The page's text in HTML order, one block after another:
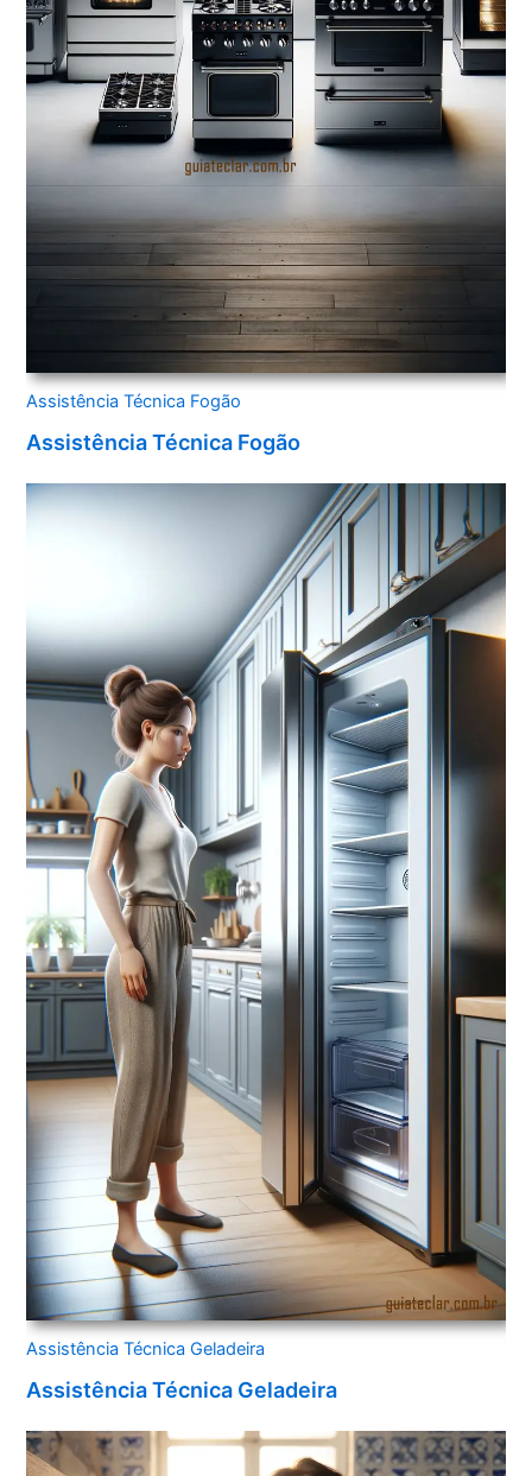
Assistência Técnica Fogão
Assistência Técnica Fogão
Assistência Técnica Geladeira
Assistência Técnica Geladeira